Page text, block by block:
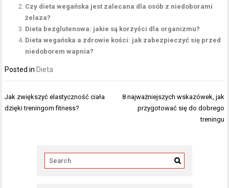
Czy dieta wegańska jest zalecana dla osób z niedoborami
żelaza?
Dieta bezglutenowa: jakie są korzyści dla organizmu?
Dieta wegańska a zdrowie kości: jak zabezpieczyć się przed
niedoborem wapnia?
Posted in Dieta
Nawigacja
wpisu
Jak zwiększyć elastyczność ciała
dzięki treningom fitness?
8 najważniejszych wskazówek, jak
przygotować się do dobrego
treningu